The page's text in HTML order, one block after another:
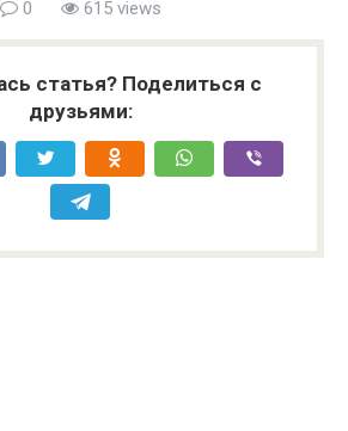
0 615 views
статья? Поделиться с
друзьями: